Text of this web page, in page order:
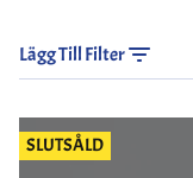
Lägg Till Filter
SLUTSÅLD